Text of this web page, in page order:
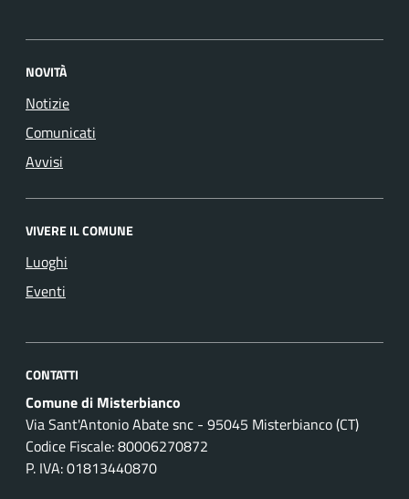
NOVITÀ
Notizie
Comunicati
Avvisi
VIVERE IL COMUNE
Luoghi
Eventi
CONTATTI
Comune di Misterbianco
Via Sant'Antonio Abate snc - 95045 Misterbianco (CT)
Codice Fiscale: 80006270872
P. IVA: 01813440870